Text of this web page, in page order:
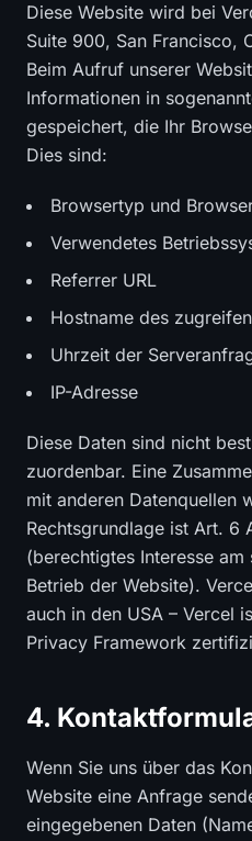
Diese Website wird bei
Suite 900, San Francisco,
Beim Aufruf unserer
Informationen in
gespeichert, die Ihr
Dies sind:
Browsertyp und
Verwendetes
Referrer URL
Hostname des
Uhrzeit der
IP-Adresse
Diese Daten sind nicht
zuordenbar. Eine
mit anderen Datenquellen
Rechtsgrundlage ist Art. 6
(berechtigtes Interesse
Betrieb der Website).
auch in den USA – Vercel
Privacy Framework
4.
Wenn Sie uns über das
Website eine Anfrage
eingegebenen Daten